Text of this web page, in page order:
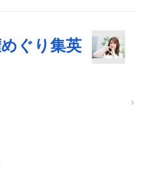
ぐり集英